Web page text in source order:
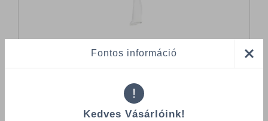
Fontos információ
!
Kedves Vásárlóink!